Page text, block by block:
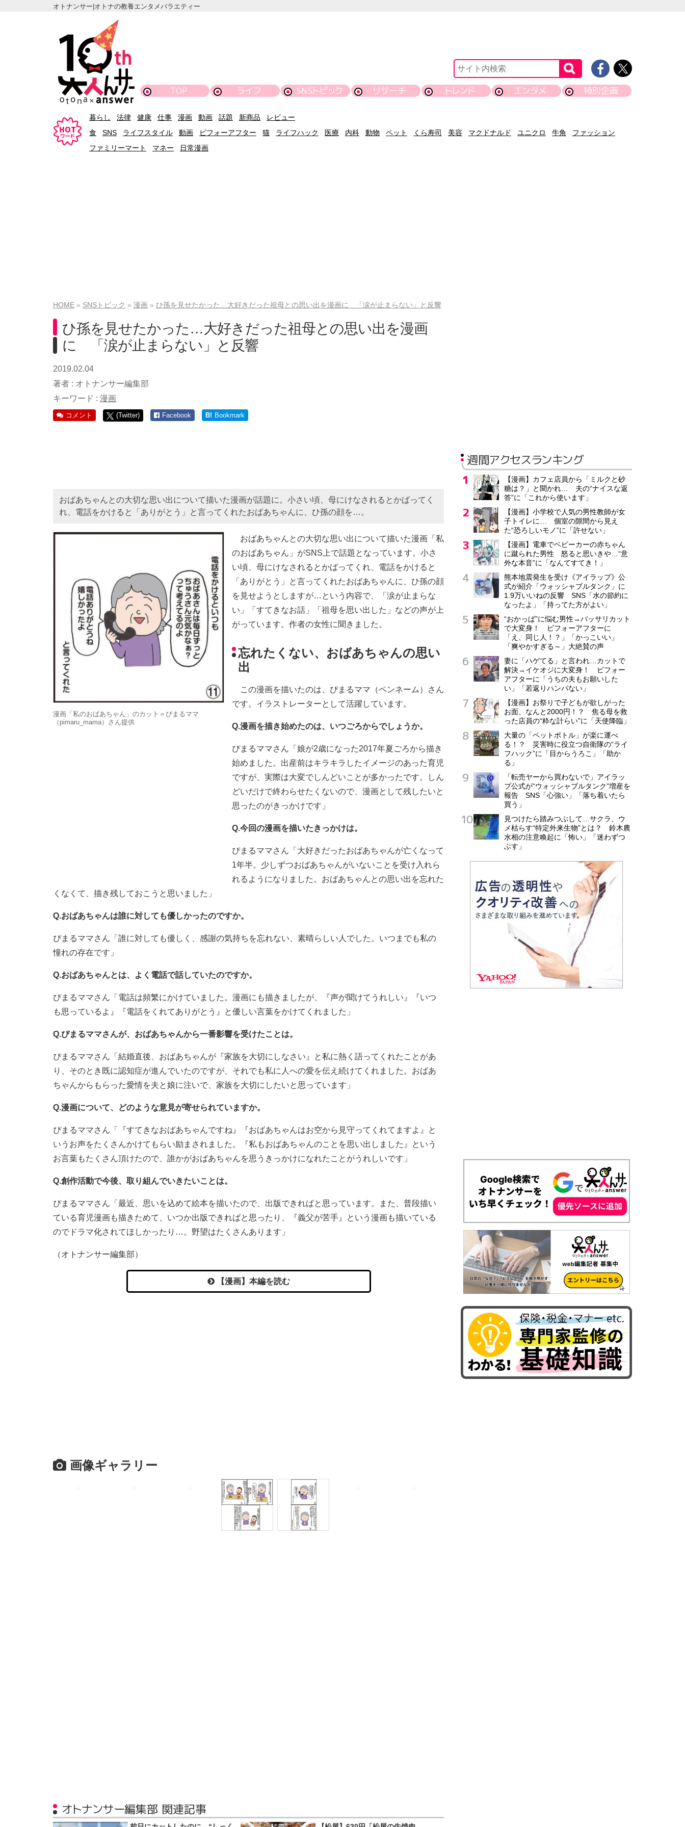
オトナンサー|オトナの教養エンタメバラエティー
TOP ライフ SNSトピック リサーチ トレンド エンタメ 特別企画
暮らし 法律 健康 仕事 漫画 動画 話題 新商品
レビュー
食
SNS ライフスタイル 動画 ビフォーアフター 猫 ライフハック 医療 内科 動物 ペット くら寿司 美容 マクドナルド ユニクロ 牛角
ファッション
ファミリーマート
マネー 日常漫画
HOME SNSトピック 漫画 ひ孫を見せたかった…大好きだった祖母との思い出を漫画に 「涙が止まらない」と反響
ひ孫を見せたかった…大好きだった祖母との思い出を漫画
に 「涙が止まらない」と反響
2019.02.04
著者 : オトナンサー編集部
キーワード : 漫画
コメント (Twitter) Facebook B! Bookmark
おばあちゃんとの大切な思い出について描いた漫画が話題に。小さい頃、母にけなされるとかばってく
れ、電話をかけると「ありがとう」と言ってくれたおばあちゃんに、ひ孫の顔を…。
漫画「私のおばあちゃん」のカット＝ぴまるママ
（pimaru_mama）さん提供
おばあちゃんとの大切な思い出について描いた漫画「私
のおばあちゃん」がSNS上で話題となっています。小さ
い頃、母にけなされるとかばってくれ、電話をかけると
「ありがとう」と言ってくれたおばあちゃんに、ひ孫の顔
を見せようとしますが…という内容で、「涙が止まらな
い」「すてきなお話」「祖母を思い出した」などの声が上
がっています。作者の女性に聞きました。
忘れたくない、おばあちゃんの思い
出
この漫画を描いたのは、ぴまるママ（ペンネーム）さん
です。イラストレーターとして活躍しています。
Q.漫画を描き始めたのは、いつごろからでしょうか。
ぴまるママさん「娘が2歳になった2017年夏ごろから描き
始めました。出産前はキラキラしたイメージのあった育児
ですが、実際は大変でしんどいことが多かったです。しん
どいだけで終わらせたくないので、漫画として残したいと
思ったのがきっかけです」
Q.今回の漫画を描いたきっかけは。
ぴまるママさん「大好きだったおばあちゃんが亡くなって
1年半。少しずつおばあちゃんがいないことを受け入れら
れるようになりました。おばあちゃんとの思い出を忘れた
くなくて、描き残しておこうと思いました」
Q.おばあちゃんは誰に対しても優しかったのですか。
ぴまるママさん「誰に対しても優しく、感謝の気持ちを忘れない、素晴らしい人でした。いつまでも私の
憧れの存在です」
Q.おばあちゃんとは、よく電話で話していたのですか。
ぴまるママさん「電話は頻繁にかけていました。漫画にも描きましたが、『声が聞けてうれしい』『いつ
も思っているよ』『電話をくれてありがとう』と優しい言葉をかけてくれました」
Q.ぴまるママさんが、おばあちゃんから一番影響を受けたことは。
ぴまるママさん「結婚直後、おばあちゃんが『家族を大切にしなさい』と私に熱く語ってくれたことがあ
り、そのとき既に認知症が進んでいたのですが、それでも私に人への愛を伝え続けてくれました。おばあ
ちゃんからもらった愛情を夫と娘に注いで、家族を大切にしたいと思っています」
Q.漫画について、どのような意見が寄せられていますか。
ぴまるママさん「『すてきなおばあちゃんですね』『おばあちゃんはお空から見守ってくれてますよ』と
いうお声をたくさんかけてもらい励まされました。『私もおばあちゃんのことを思い出しました』という
お言葉もたくさん頂けたので、誰かがおばあちゃんを思うきっかけになれたことがうれしいです」
Q.創作活動で今後、取り組んでいきたいことは。
ぴまるママさん「最近、思いを込めて絵本を描いたので、出版できればと思っています。また、普段描い
ている育児漫画も描きためて、いつか出版できればと思ったり、『義父が苦手』という漫画も描いている
のでドラマ化されてほしかったり…。野望はたくさんあります」
（オトナンサー編集部）
【漫画】本編を読む
画像ギャラリー
オトナンサー編集部 関連記事
週間アクセスランキング
【漫画】カフェ店員から「ミルクと砂
糖は？」と聞かれ… 夫の“ナイスな返
答”に「これから使います」
【漫画】小学校で人気の男性教師が女
子トイレに… 個室の隙間から見え
た“恐ろしいモノ”に「許せない」
【漫画】電車でベビーカーの赤ちゃん
に蹴られた男性 怒ると思いきや…“意
外な本音”に「なんてすてき！」
熊本地震発生を受け《アイラップ》公
式が紹介「ウォッシャブルタンク」に
1.9万いいねの反響 SNS「水の節約に
なったよ」「持ってた方がよい」
“おかっぱ”に悩む男性→バッサリカット
で大変身！ ビフォーアフターに
「え、同じ人！？」「かっこいい」
「爽やかすぎる～」大絶賛の声
妻に「ハゲてる」と言われ…カットで
解決→イケオジに大変身！ ビフォー
アフターに「うちの夫もお願いした
い」「若返りハンパない」
【漫画】お祭りで子どもが欲しがった
お面、なんと2000円！？ 焦る母を救
った店員の“粋な計らい”に「天使降臨」
大量の「ペットボトル」が楽に運べ
る！？ 災害時に役立つ自衛隊の“ライ
フハック”に「目からうろこ」「助か
る」
「転売ヤーから買わないで」アイラッ
プ公式が“ウォッシャブルタンク”増産を
報告 SNS「心強い」「落ち着いたら
買う」
見つけたら踏みつぶして…サクラ、ウ
メ枯らす“特定外来生物”とは？ 鈴木農
水相の注意喚起に「怖い」「迷わずつ
ぶす」